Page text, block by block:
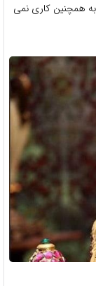
همچنین کاری نمی